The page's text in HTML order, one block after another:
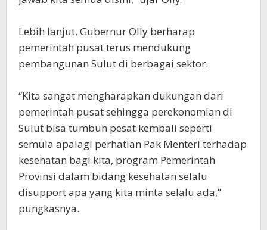
Lebih lanjut, Gubernur Olly berharap
pemerintah pusat terus mendukung
pembangunan Sulut di berbagai sektor.
“Kita sangat mengharapkan dukungan dari
pemerintah pusat sehingga perekonomian di
Sulut bisa tumbuh pesat kembali seperti
semula apalagi perhatian Pak Menteri terhadap
kesehatan bagi kita, program Pemerintah
Provinsi dalam bidang kesehatan selalu
disupport apa yang kita minta selalu ada,”
pungkasnya.